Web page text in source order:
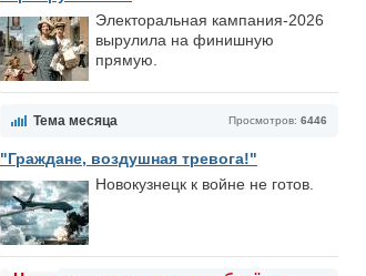
Электоральная кампания-2026
вырулила на финишную
прямую.
Просмотров: 6446
Тема месяца
"Граждане, воздушная тревога!"
Новокузнецк к войне не готов.